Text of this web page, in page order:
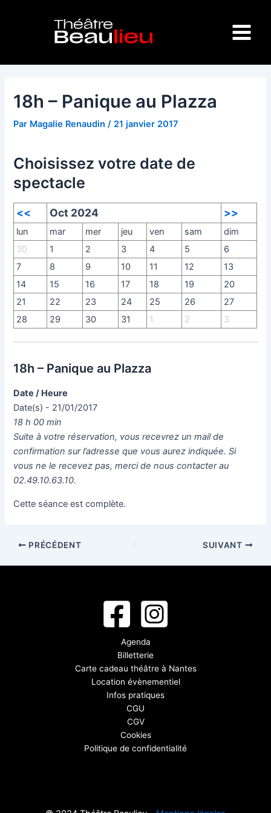
Menu
18h – Panique au Plazza
Par Magalie Renaudin/ 21 janvier 2017
Choisissez votre date de
spectacle
<< Oct 2024 >>
lun mar mer jeu ven sam
dim
30
1 2 3 4 5
6
7
8 9 10 11 12
13
14
15 16 17 18 19
20
21
22 23 24 25 26
27
28
29 30 31 1 2 3
18h – Panique au Plazza
Date / Heure
Date(s) - 21/01/2017
18 h 00 min
Suite à votre réservation, vous recevrez un mail de
confirmation sur l’adresse que vous aurez indiquée. Si
vous ne le recevez pas, merci de nous contacter au
02.49.10.63.10.
Cette séance est complète.
PRÉCÉDENT SUIVANT
Agenda
Billetterie
Carte cadeau théâtre à Nantes
Location évènementiel
Infos pratiques
CGU
CGV
Cookies
Politique de confidentialité